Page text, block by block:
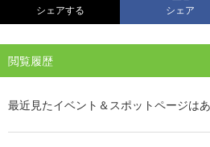
シェアする シェア
閲覧履歴
最近見たイベント＆スポットページはあ